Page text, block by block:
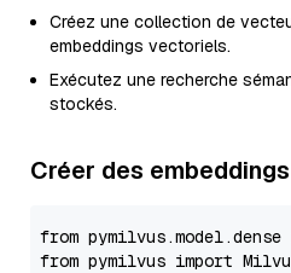
Créez une collection de
embeddings vectoriels.
Exécutez une recherche
stockés.
Créer des
from
from pymilvus import